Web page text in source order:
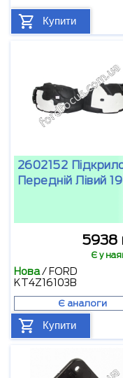
Купити
2602152
Передній Лівий
5938
Є у
Нова/ FORD
KT4Z16103B
Є аналоги
Купити